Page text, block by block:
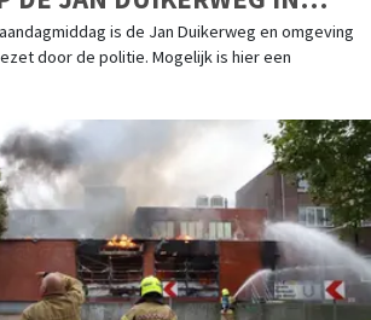
is de Jan Duikerweg en omgeving
door de politie. Mogelijk is hier een